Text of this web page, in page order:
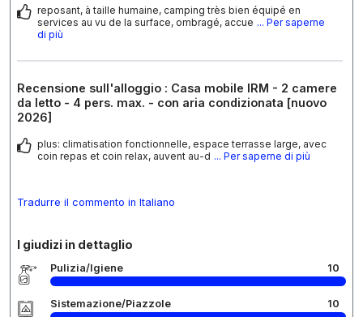
reposant, à taille humaine, camping très bien équipé en
services au vu de la surface, ombragé, accue ... Per saperne
di più
Recensione sull'alloggio : Casa mobile IRM - 2 camere
da letto - 4 pers. max. - con aria condizionata [nuovo
2026]
plus: climatisation fonctionnelle, espace terrasse large, avec
coin repas et coin relax, auvent au-d ... Per saperne di più
Tradurre il commento in Italiano
I giudizi in dettaglio
Pulizia/Igiene 10
Sistemazione/Piazzole 10